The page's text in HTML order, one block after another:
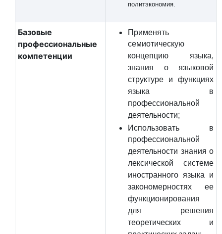
политэкономия.
Базовые
профессиональные
компетенции
Применять
семиотическую
концепцию языка,
знания о языковой
структуре и функциях
языка в
профессиональной
деятельности;
Использовать в
профессиональной
деятельности знания о
лексической системе
иностранного языка и
закономерностях ее
функционирования
для решения
теоретических и